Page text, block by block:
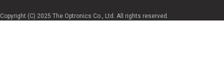
Copyright (C) 2025 The Optronics Co., Ltd. All rights reserved.